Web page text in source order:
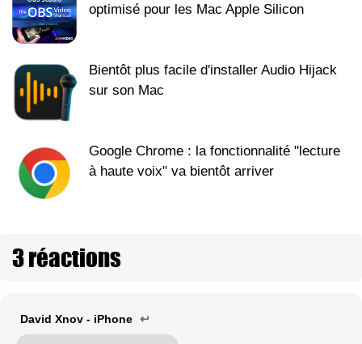
optimisé pour les Mac Apple Silicon
Bientôt plus facile d'installer Audio Hijack
sur son Mac
Google Chrome : la fonctionnalité "lecture
à haute voix" va bientôt arriver
3 réactions
David Xnov - iPhone ↩